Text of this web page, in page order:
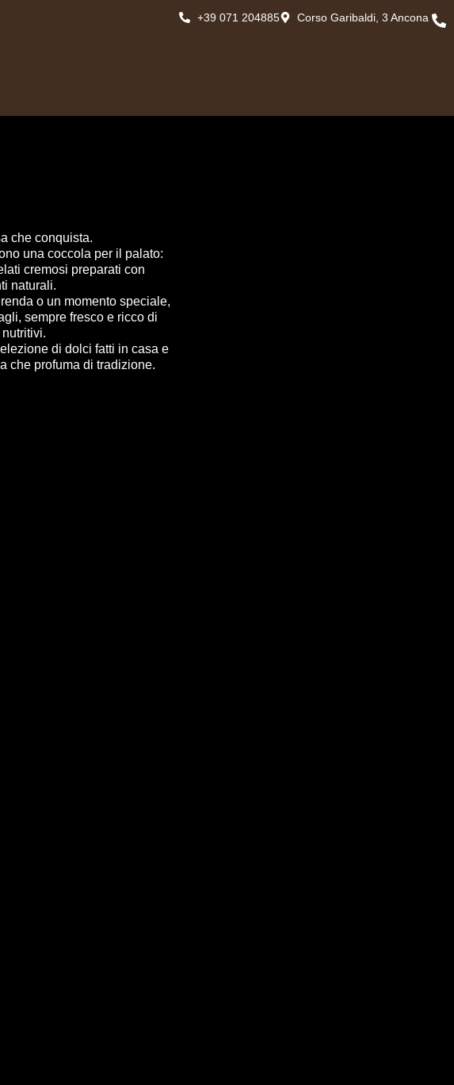
+39 071 204885 Corso Garibaldi, 3 Ancona
che conquista.
una coccola per il palato:
cremosi preparati con
naturali.
o un momento speciale,
sempre fresco e ricco di
di dolci fatti in casa e
che profuma di tradizione.